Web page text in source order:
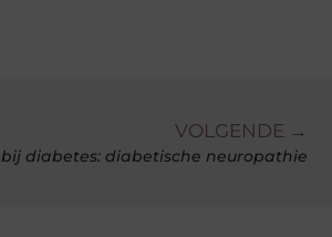
VOLGENDE →
diabetes: diabetische neuropathie